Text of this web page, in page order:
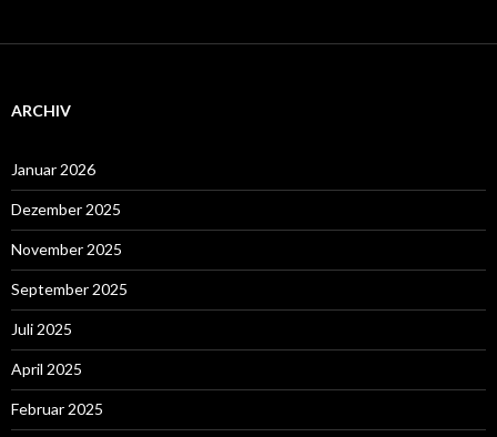
ARCHIV
Januar 2026
Dezember 2025
November 2025
September 2025
Juli 2025
April 2025
Februar 2025